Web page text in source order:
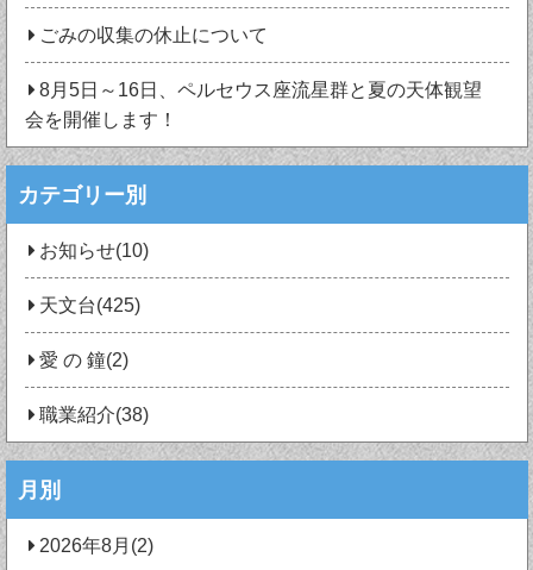
ごみの収集の休止について
8月5日～16日、ペルセウス座流星群と夏の天体観望
会を開催します！
カテゴリー別
お知らせ(10)
天文台(425)
愛 の 鐘(2)
職業紹介(38)
月別
2026年8月(2)